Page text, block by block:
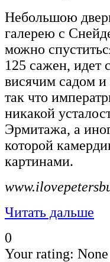
Небольшою
галерею с
можно
125 сажен, идет
висячим садом и
так что
никакой
Эрмитажа, а
которой
картинами.
Читать дальше
0
Your rating: None